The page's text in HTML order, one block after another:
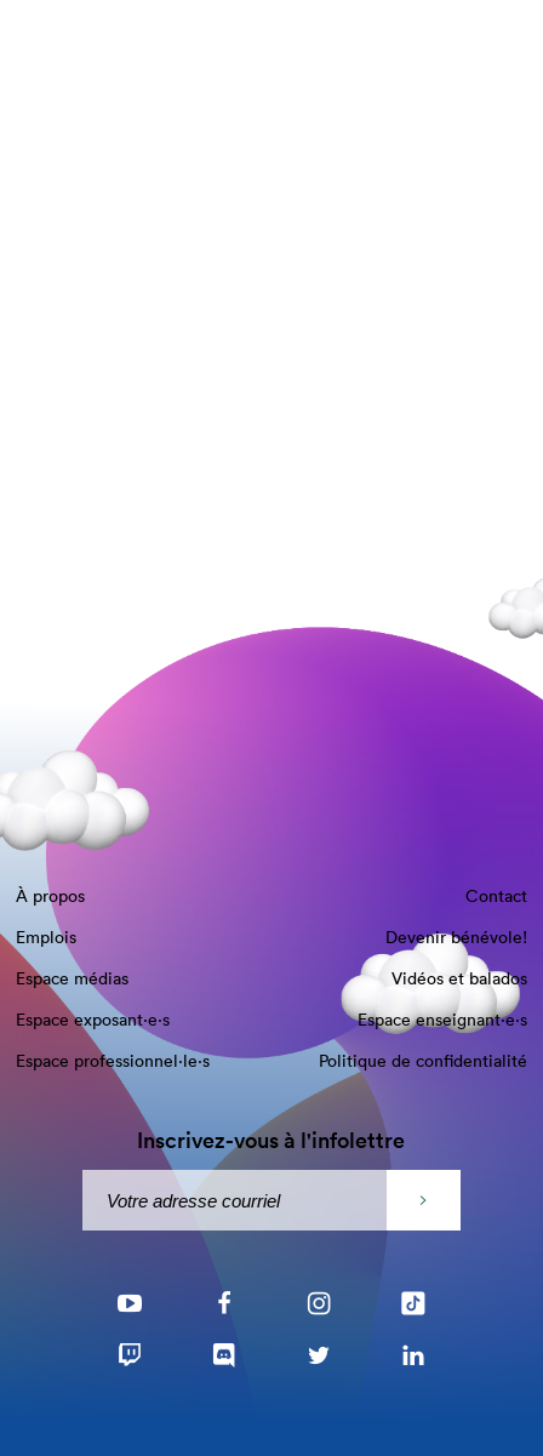
À propos
Contact
Emplois
Devenir bénévole!
Espace médias
Vidéos et balados
Espace exposant·e⋅s
Espace enseignant·e⋅s
Espace professionnel·le⋅s
Politique de confidentialité
Inscrivez-vous à l'infolettre